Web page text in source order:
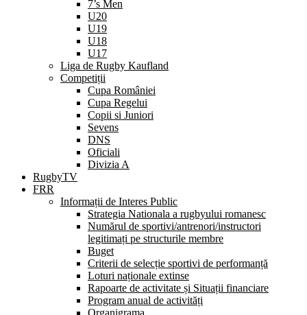
7’s Men
U20
U19
U18
U17
Liga de Rugby Kaufland
Competiții
Cupa României
Cupa Regelui
Copii si Juniori
Sevens
DNS
Oficiali
Divizia A
RugbyTV
FRR
Informații de Interes Public
Strategia Nationala a rugbyului romanesc
Numărul de sportivi/antrenori/instructori
legitimați pe structurile membre
Buget
Criterii de selecție sportivi de performanță
Loturi naționale extinse
Rapoarte de activitate și Situații financiare
Program anual de activități
Organigrama